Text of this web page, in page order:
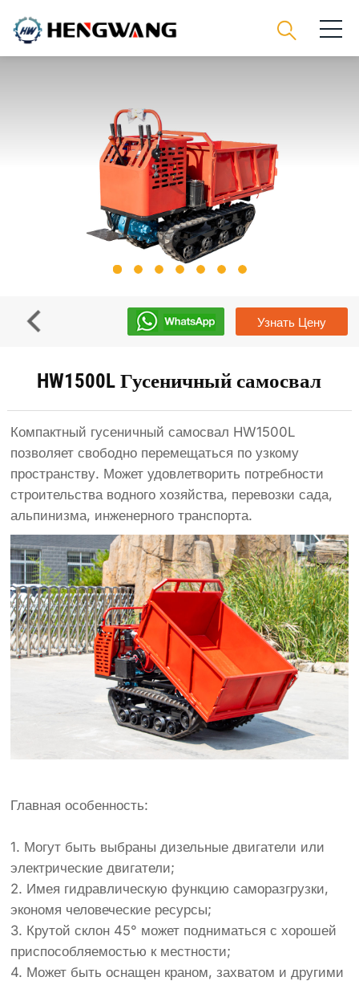
Узнать Цену
HW1500L Гусеничный самосвал
Компактный гусеничный самосвал HW1500L
позволяет свободно перемещаться по узкому
пространству. Может удовлетворить потребности
строительства водного хозяйства, перевозки сада,
альпинизма, инженерного транспорта.
Главная особенность:
1. Могут быть выбраны дизельные двигатели или
электрические двигатели;
2. Имея гидравлическую функцию саморазгрузки,
экономя человеческие ресурсы;
3. Крутой склон 45° может подниматься с хорошей
приспособляемостью к местности;
4. Может быть оснащен краном, захватом и другими